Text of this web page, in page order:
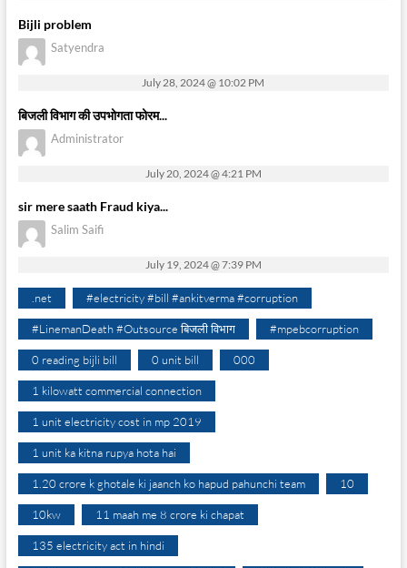
Bijli problem
Satyendra
July 28, 2024 @ 10:02 PM
बिजली विभाग की उपभोगता फोरम...
Administrator
July 20, 2024 @ 4:21 PM
sir mere saath Fraud kiya...
Salim Saifi
July 19, 2024 @ 7:39 PM
.net #electricity #bill #ankitverma #corruption
#LinemanDeath #Outsource बिजली विभाग #mpebcorruption
0 reading bijli bill 0 unit bill 000
1 kilowatt commercial connection
1 unit electricity cost in mp 2019
1 unit ka kitna rupya hota hai
1.20 crore k ghotale ki jaanch ko hapud pahunchi team 10
10kw 11 maah me 8 crore ki chapat
135 electricity act in hindi